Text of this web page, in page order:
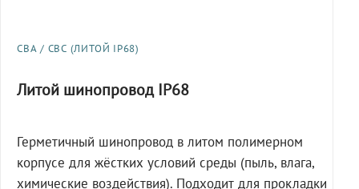
СВА / СВС (ЛИТОЙ IP68)
Литой шинопровод IP68
Герметичный шинопровод в литом полимерном
корпусе для жёстких условий среды (пыль, влага,
химические воздействия). Подходит для прокладки